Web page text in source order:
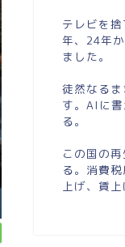
テレビを
年、24年
ました。
徒然なる
す。AIに
る。
この国の
る。消費
上げ、賃上